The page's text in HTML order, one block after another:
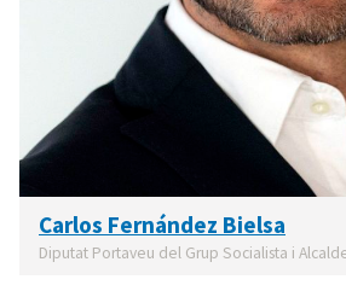
Carlos Fernández Bielsa
Diputat Portaveu del Grup Socialista i